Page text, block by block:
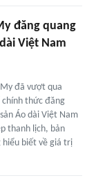
đăng quang
Việt Nam
My đã vượt qua
thức đăng
Áo dài Việt Nam
thanh lịch, bản
hiểu biết về giá trị